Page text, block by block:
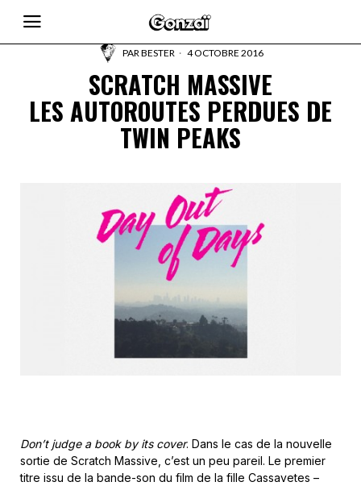
PARBESTER 4 OCTOBRE 2016
SCRATCH MASSIVE
LES AUTOROUTES PERDUES DE
TWIN PEAKS
Don’t judge a book by its cover. Dans le cas de la nouvelle
sortie de Scratch Massive, c’est un peu pareil. Le premier
titre issu de la bande-son du film de la fille Cassavetes –